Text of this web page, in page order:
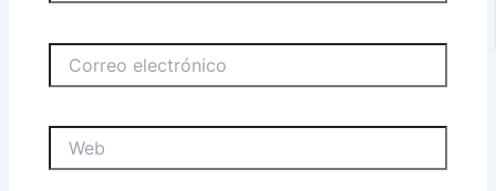
electrónico